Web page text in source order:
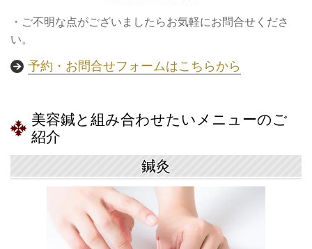
・ご不明な点がございましたらお気軽にお問合せくださ
い。
予約・お問合せフォームはこちらから
美容鍼と組み合わせたいメニューのご
紹介
鍼灸